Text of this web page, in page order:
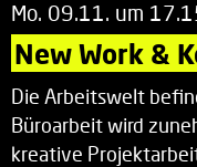
Mo. 09.11. um
New Work &
Die Arbeitswelt
Büroarbeit wird
kreative